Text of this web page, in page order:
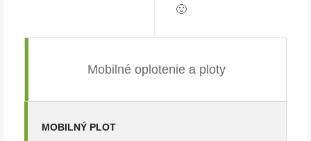
🙂
Mobilné oplotenie a ploty
MOBILNÝ PLOT